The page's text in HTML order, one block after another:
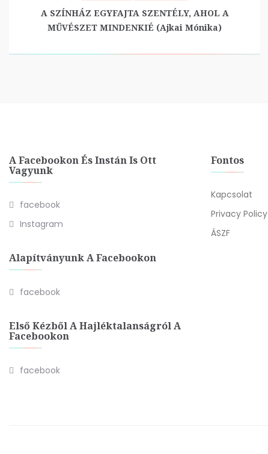
A SZÍNHÁZ EGYFAJTA SZENTÉLY, AHOL A
MŰVÉSZET MINDENKIÉ (Ajkai Mónika)
A Facebookon És Instán Is Ott
Vagyunk
facebook
Instagram
Alapítványunk A Facebookon
facebook
Első Kézből A Hajléktalanságról A
Facebookon
facebook
Fontos
Kapcsolat
Privacy Policy
ÁSZF